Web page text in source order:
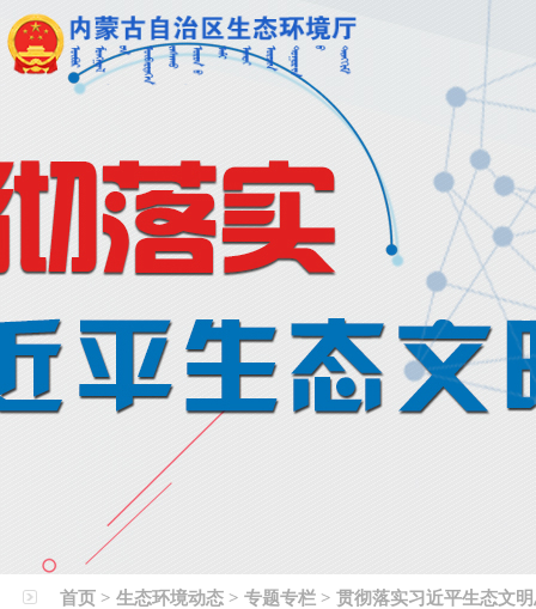
首页 > 生态环境动态 > 专题专栏 > 贯彻落实习近平生态文